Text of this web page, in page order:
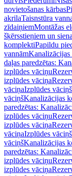
novietošanas kārbas
akrilaTaisnstūra
zīdaiņiemMontāžas
šķērsstieņiem un
komplektiPapildu
vannām
daļas paredzētas:
izplūdes vāciņu
izplūdes vāciņa
vāciņaIzplūdes vāciņš
vāciņšKanalizācijas
paredzētas:
izplūdes vāciņu
izplūdes vāciņa
vāciņaIzplūdes vāciņš
vāciņšKanalizācijas
paredzētas:
izplūdes vāciņu
izplūdes vāciņa